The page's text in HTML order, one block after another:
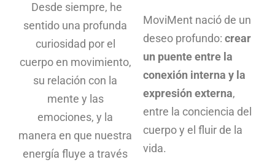
Desde siempre, he
sentido una profunda
curiosidad por el
cuerpo en movimiento,
su relación con la
mente y las
emociones, y la
manera en que nuestra
energía fluye a través
MoviMent nació de un
deseo profundo: crear
un puente entre la
conexión interna y la
expresión externa,
entre la conciencia del
cuerpo y el fluir de la
vida.